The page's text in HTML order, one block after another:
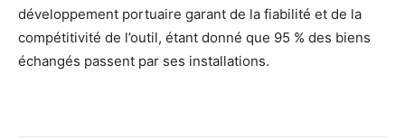
développement portuaire garant de la fiabilité et de la
compétitivité de l’outil, étant donné que 95 % des biens
échangés passent par ses installations.